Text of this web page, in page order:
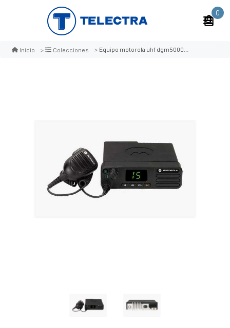
0
Inicio Colecciones Equipo motorola uhf dgm5000e 40w